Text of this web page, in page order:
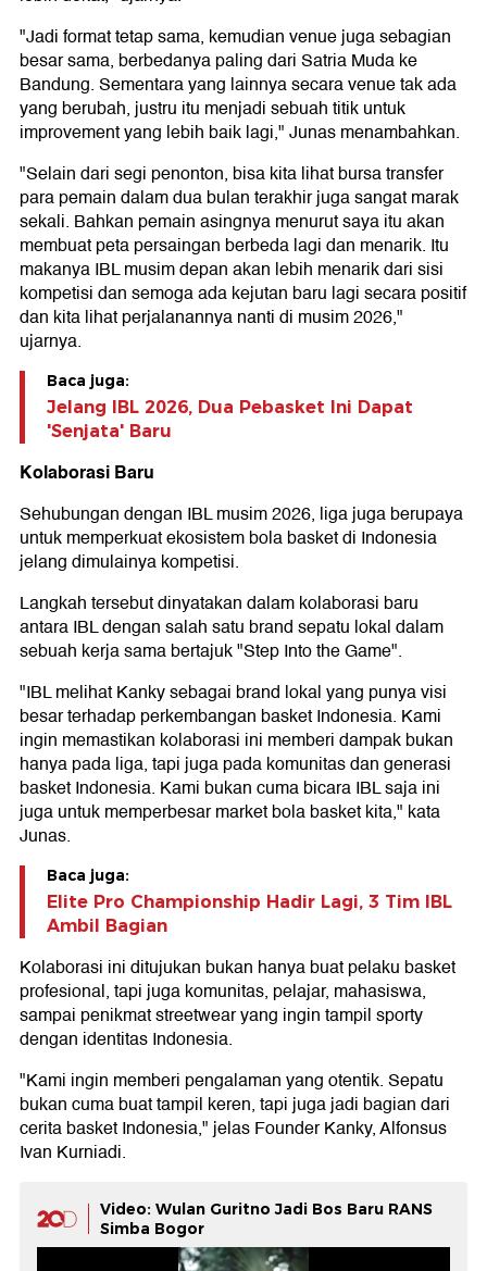
"Jadi format tetap sama, kemudian venue juga sebagian
besar sama, berbedanya paling dari Satria Muda ke
Bandung. Sementara yang lainnya secara venue tak ada
yang berubah, justru itu menjadi sebuah titik untuk
improvement yang lebih baik lagi," Junas menambahkan.
"Selain dari segi penonton, bisa kita lihat bursa transfer
para pemain dalam dua bulan terakhir juga sangat marak
sekali. Bahkan pemain asingnya menurut saya itu akan
membuat peta persaingan berbeda lagi dan menarik. Itu
makanya IBL musim depan akan lebih menarik dari sisi
kompetisi dan semoga ada kejutan baru lagi secara positif
dan kita lihat perjalanannya nanti di musim 2026,"
ujarnya.
Baca juga:
Jelang IBL 2026, Dua Pebasket Ini Dapat
'Senjata' Baru
Kolaborasi Baru
Sehubungan dengan IBL musim 2026, liga juga berupaya
untuk memperkuat ekosistem bola basket di Indonesia
jelang dimulainya kompetisi.
Langkah tersebut dinyatakan dalam kolaborasi baru
antara IBL dengan salah satu brand sepatu lokal dalam
sebuah kerja sama bertajuk "Step Into the Game".
"IBL melihat Kanky sebagai brand lokal yang punya visi
besar terhadap perkembangan basket Indonesia. Kami
ingin memastikan kolaborasi ini memberi dampak bukan
hanya pada liga, tapi juga pada komunitas dan generasi
basket Indonesia. Kami bukan cuma bicara IBL saja ini
juga untuk memperbesar market bola basket kita," kata
Junas.
Baca juga:
Elite Pro Championship Hadir Lagi, 3 Tim IBL
Ambil Bagian
Kolaborasi ini ditujukan bukan hanya buat pelaku basket
profesional, tapi juga komunitas, pelajar, mahasiswa,
sampai penikmat streetwear yang ingin tampil sporty
dengan identitas Indonesia.
"Kami ingin memberi pengalaman yang otentik. Sepatu
bukan cuma buat tampil keren, tapi juga jadi bagian dari
cerita basket Indonesia," jelas Founder Kanky, Alfonsus
Ivan Kurniadi.
Video: Wulan Guritno Jadi Bos Baru RANS
Simba Bogor